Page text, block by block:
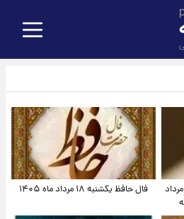
قیمت طلا و سکه امروز یکشنبه ۱۸ مرداد
فال حافظ یکشنبه ۱۸ مرداد ماه ۱۴۰۵